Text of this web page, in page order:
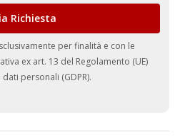
per finalità e con le
ex art. 13 del Regolamento (UE)
personali (GDPR).